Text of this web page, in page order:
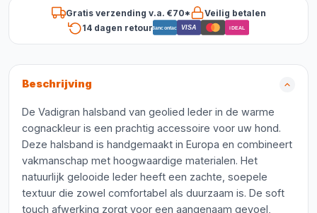
Gratis verzending v.a. €70*
Veilig betalen
14 dagen retourBancontact VISA iDEAL
Beschrijving
De Vadigran halsband van geolied leder in de warme
cognackleur is een prachtig accessoire voor uw hond.
Deze halsband is handgemaakt in Europa en combineert
vakmanschap met hoogwaardige materialen. Het
natuurlijk gelooide leder heeft een zachte, soepele
textuur die zowel comfortabel als duurzaam is. De soft
touch afwerking zorgt voor een aangenaam gevoel,